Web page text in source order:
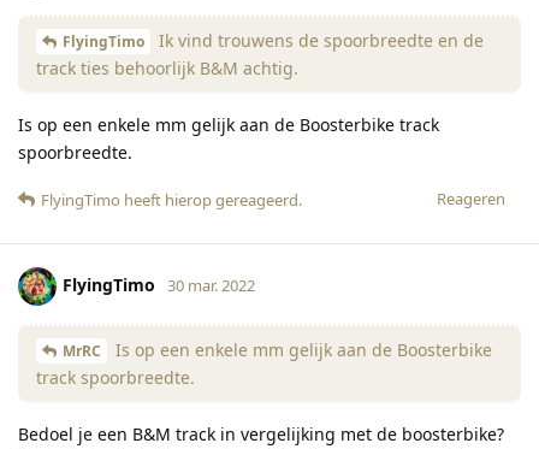
FlyingTimo
Ik vind trouwens de spoorbreedte en de
track ties behoorlijk B&M achtig.
Is op een enkele mm gelijk aan de Boosterbike track
spoorbreedte.
Reageren
FlyingTimo heeft hierop gereageerd.
FlyingTimo 30 mar. 2022
MrRC
Is op een enkele mm gelijk aan de Boosterbike
track spoorbreedte.
Bedoel je een B&M track in vergelijking met de boosterbike?